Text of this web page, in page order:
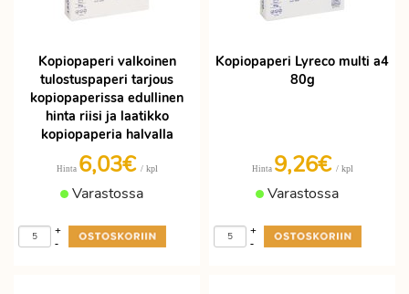
Kopiopaperi valkoinen
tulostuspaperi tarjous
kopiopaperissa edullinen
hinta riisi ja laatikko
kopiopaperia halvalla
Hinta 6,03€ / kpl
Varastossa
-
+
Kopiopaperi Lyreco multi a4
80g
Hinta 9,26€ / kpl
Varastossa
-
+